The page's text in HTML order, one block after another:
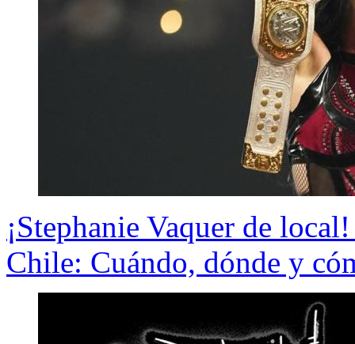
¡Stephanie Vaquer de
Chile: Cuándo, dónde y